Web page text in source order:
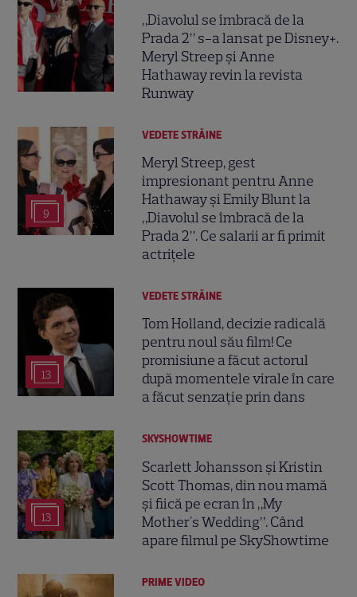
„Diavolul se îmbracă de la
Prada 2” s-a lansat pe Disney+.
Meryl Streep și Anne
Hathaway revin la revista
Runway
9
VEDETE STRĂINE
Meryl Streep, gest
impresionant pentru Anne
Hathaway și Emily Blunt la
„Diavolul se îmbracă de la
Prada 2”. Ce salarii ar fi primit
actrițele
13
VEDETE STRĂINE
Tom Holland, decizie radicală
pentru noul său film! Ce
promisiune a făcut actorul
după momentele virale în care
a făcut senzație prin dans
13
SKYSHOWTIME
Scarlett Johansson și Kristin
Scott Thomas, din nou mamă
și fiică pe ecran în „My
Mother's Wedding”. Când
apare filmul pe SkyShowtime
PRIME VIDEO